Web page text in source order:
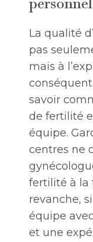
La qualité
pas
mais à
savoir
de fertilité
équipe.
centres ne
fertilité à la
revanche,
équipe
et une